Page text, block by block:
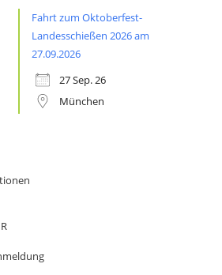
Fahrt zum Oktoberfest-
Landesschießen 2026 am
27.09.2026
27 Sep. 26
München